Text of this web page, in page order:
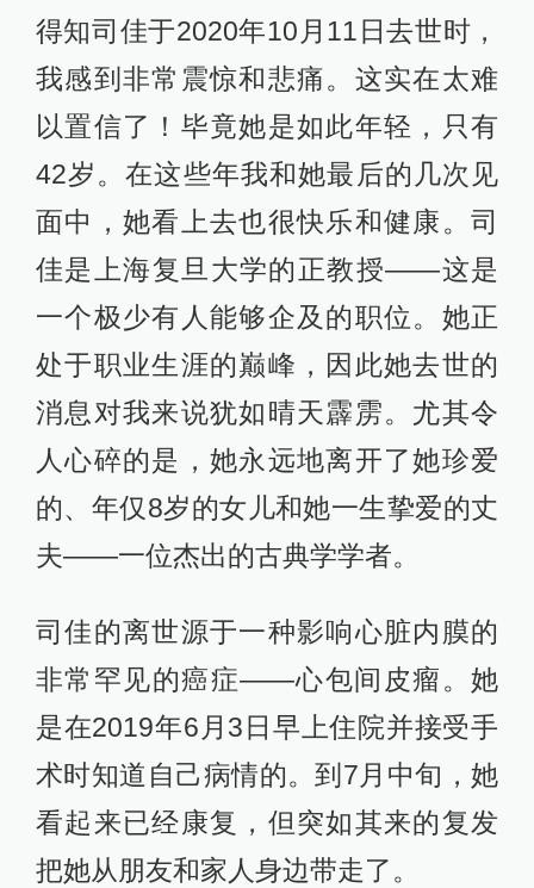
得知司佳于2020年10月11日去世时，
我感到非常震惊和悲痛。这实在太难
以置信了！毕竟她是如此年轻，只有
42岁。在这些年我和她最后的几次见
面中，她看上去也很快乐和健康。司
佳是上海复旦大学的正教授——这是
一个极少有人能够企及的职位。她正
处于职业生涯的巅峰，因此她去世的
消息对我来说犹如晴天霹雳。尤其令
人心碎的是，她永远地离开了她珍爱
的、年仅8岁的女儿和她一生挚爱的丈
夫——一位杰出的古典学学者。
司佳的离世源于一种影响心脏内膜的
非常罕见的癌症——心包间皮瘤。她
是在2019年6月3日早上住院并接受手
术时知道自己病情的。到7月中旬，她
看起来已经康复，但突如其来的复发
把她从朋友和家人身边带走了。